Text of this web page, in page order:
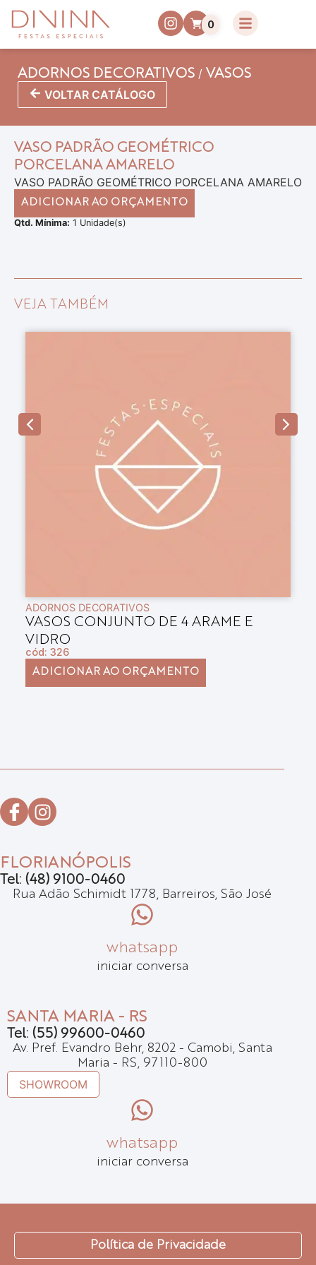
0
ADORNOS DECORATIVOS / VASOS
VOLTAR CATÁLOGO
VASO PADRÃO GEOMÉTRICO
PORCELANA AMARELO
VASO PADRÃO GEOMÉTRICO PORCELANA AMARELO
ADICIONAR AO ORÇAMENTO
Qtd. Mínima: 1 Unidade(s)
VEJA TAMBÉM
ADORNOS DECORATIVOS
VASOS CONJUNTO DE 4 ARAME E
VIDRO
cód: 326
ADICIONAR AO ORÇAMENTO
FLORIANÓPOLIS
Tel: (48) 9100-0460
Rua Adão Schimidt 1778, Barreiros, São José
whatsapp
iniciar conversa
SANTA MARIA - RS
Tel: (55) 99600-0460
Av. Pref. Evandro Behr, 8202 - Camobi, Santa
Maria - RS, 97110-800
SHOWROOM
whatsapp
iniciar conversa
Política de Privacidade